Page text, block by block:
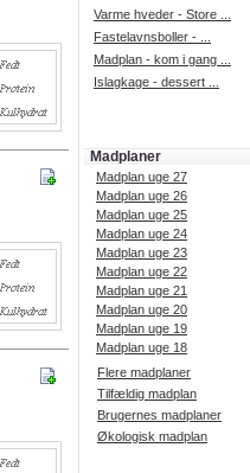
Varme hveder - Store ...
Fastelavnsboller - ...
Madplan - kom i gang ...
Islagkage - dessert ...
Madplaner
Madplan uge 27
Madplan uge 26
Madplan uge 25
Madplan uge 24
Madplan uge 23
Madplan uge 22
Madplan uge 21
Madplan uge 20
Madplan uge 19
Madplan uge 18
Flere madplaner
Tilfældig madplan
Brugernes madplaner
Økologisk madplan